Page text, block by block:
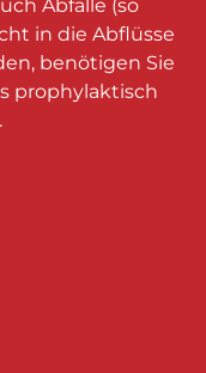
Abfälle (so
in die Abflüsse
benötigen Sie
prophylaktisch
.